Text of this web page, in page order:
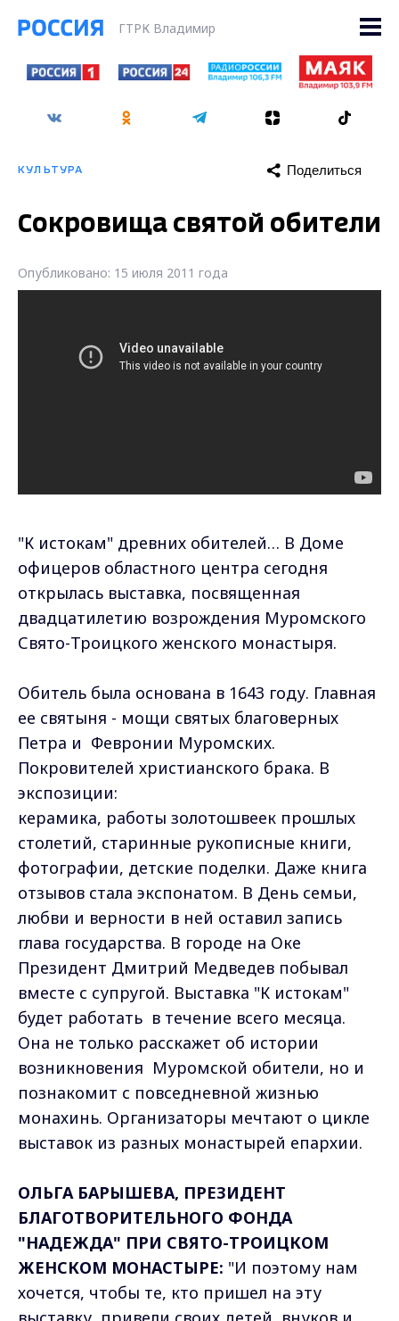
ГТРК Владимир
КУЛЬТУРА Поделиться
Сокровища святой обители
Опубликовано: 15 июля 2011 года
"К истокам" древних обителей… В Доме
офицеров областного центра сегодня
открылась выставка, посвященная
двадцатилетию возрождения Муромского
Свято-Троицкого женского монастыря.
Обитель была основана в 1643 году. Главная
ее святыня - мощи святых благоверных
Петра и Февронии Муромских.
Покровителей христианского брака. В
экспозиции:
керамика, работы золотошвеек прошлых
столетий, старинные рукописные книги,
фотографии, детские поделки. Даже книга
отзывов стала экспонатом. В День семьи,
любви и верности в ней оставил запись
глава государства. В городе на Оке
Президент Дмитрий Медведев побывал
вместе с супругой. Выставка "К истокам"
будет работать в течение всего месяца.
Она не только расскажет об истории
возникновения Муромской обители, но и
познакомит с повседневной жизнью
монахинь. Организаторы мечтают о цикле
выставок из разных монастырей епархии.
ОЛЬГА БАРЫШЕВА, ПРЕЗИДЕНТ
БЛАГОТВОРИТЕЛЬНОГО ФОНДА
"НАДЕЖДА" ПРИ СВЯТО-ТРОИЦКОМ
ЖЕНСКОМ МОНАСТЫРЕ: "И поэтому нам
хочется, чтобы те, кто пришел на эту